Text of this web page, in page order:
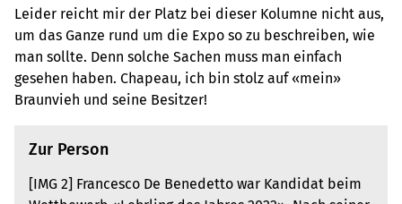
Leider reicht mir der Platz bei dieser Kolumne nicht aus,
um das Ganze rund um die Expo so zu beschreiben, wie
man sollte. Denn solche Sachen muss man einfach
gesehen haben. Chapeau, ich bin stolz auf «mein»
Braunvieh und seine Besitzer!
Zur Person
[IMG 2] Francesco De Benedetto war Kandidat beim